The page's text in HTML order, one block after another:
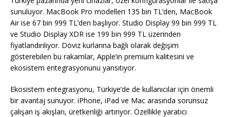
sunuluyor. MacBook Pro modelleri 135 bin TL’den, MacBook
Air ise 67 bin 999 TL’den başlıyor. Studio Display 99 bin 999 TL
ve Studio Display XDR ise 199 bin 999 TL üzerinden
fiyatlandırılıyor. Döviz kurlarına bağlı olarak değişim
gösterebilen bu rakamlar, Apple’ın premium kalitesini ve
ekosistem entegrasyonunu yansıtıyor.
Ekosistem entegrasyonu, Türkiye’de de kullanıcılar için önemli
bir avantaj sunuyor. iPhone, iPad ve Mac arasında sorunsuz
çalışan iş akışları, üretkenliği artırıyor. Özellikle yaratıcı